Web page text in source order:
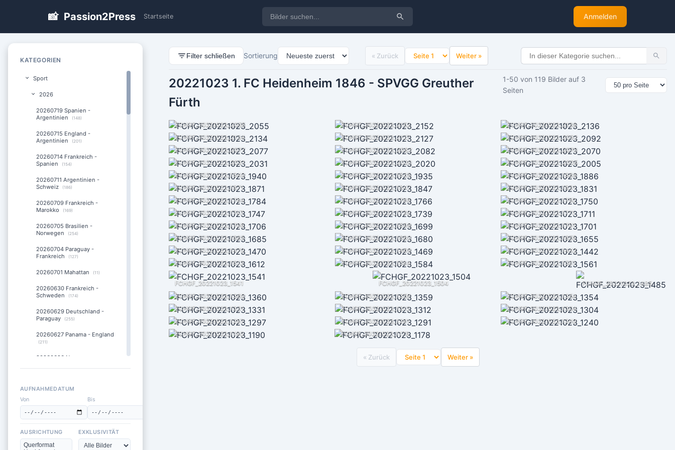
📸 Passion2Press Startseite Anmelden
KATEGORIEN
Sport
2026
20260719 Spanien -
Argentinien
(148)
20260715 England -
Argentinien
(201)
20260714 Frankreich -
Spanien
(154)
20260711 Argentinien -
Schweiz
(186)
20260709 Frankreich -
Marokko
(169)
20260705 Brasilien -
Norwegen
(254)
20260704 Paraguay -
Frankreich
(127)
20260701 Mahattan (11)
20260630 Frankreich -
Schweden
(174)
20260629 Deutschland -
Paraguay
(255)
20260627 Panama - England
(211)
20260626 Norwegen -
Deutschland
20260624 Deutsche Fans
am Times Square
(17)
(195)
AUFNAHMEDATUM
Von
Bis
AUSRICHTUNG EXKLUSIVITÄT
Filter schließen Sortierung « Zurück Weiter »
20221023 1. FC Heidenheim 1846 - SPVGG Greuther
Fürth
1-50 von 119 Bilder auf 3
Seiten
FCHGF_20221023_2055 FCHGF_20221023_2152
FCHGF_20221023_2136
FCHGF_20221023_2134
FCHGF_20221023_2127
FCHGF_20221023_2092
FCHGF_20221023_2077
FCHGF_20221023_2082
FCHGF_20221023_2070
FCHGF_20221023_2031
FCHGF_20221023_2020
FCHGF_20221023_2005
FCHGF_20221023_1940
FCHGF_20221023_1935
FCHGF_20221023_1886
FCHGF_20221023_1871
FCHGF_20221023_1847
FCHGF_20221023_1831
FCHGF_20221023_1784
FCHGF_20221023_1766
FCHGF_20221023_1750
FCHGF_20221023_1747
FCHGF_20221023_1739
FCHGF_20221023_1711
FCHGF_20221023_1706
FCHGF_20221023_1699
FCHGF_20221023_1701
FCHGF_20221023_1685
FCHGF_20221023_1680
FCHGF_20221023_1655
FCHGF_20221023_1470
FCHGF_20221023_1469
FCHGF_20221023_1442
FCHGF_20221023_1612
FCHGF_20221023_1584 FCHGF_20221023_1561
FCHGF_20221023_1541 FCHGF_20221023_1504
FCHGF_20221023_1485
FCHGF_20221023_1360
FCHGF_20221023_1359
FCHGF_20221023_1354
FCHGF_20221023_1331
FCHGF_20221023_1312
FCHGF_20221023_1304
FCHGF_20221023_1297
FCHGF_20221023_1291
FCHGF_20221023_1240
FCHGF_20221023_1190
FCHGF_20221023_1178
« Zurück Weiter »